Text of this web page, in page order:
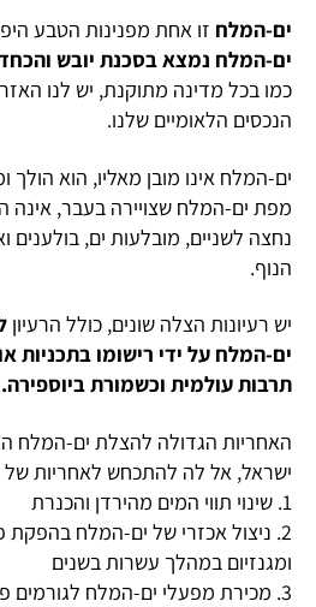
ים-המלח זו אחת מפנינות הטבע
ים-המלח נמצא בסכנת יובש
כמו בכל מדינה מתוקנת, יש לנו
הנכסים הלאומיים שלנו.
ים-המלח אינו מובן מאליו, הוא הולך
מפת ים-המלח שצויירה בעבר, אינה
נחצה לשניים, מובלעות ים,
הנוף.
יש רעיונות הצלה שונים, כולל הרעיון
ים-המלח על ידי רישומו בתכניות
תרבות עולמית וכשמורת ביוספירה.
האחריות הגדולה להצלת ים-המלח
ישראל, אל לה להתכחש לאחריות של
1. שינוי תווי המים מהירדן והכנרת
2. ניצול אכזרי של ים-המלח בהפקת
ומגנזיום במהלך עשרות בשנים
3. מכירת מפעלי ים-המלח לגורמים פרטיים